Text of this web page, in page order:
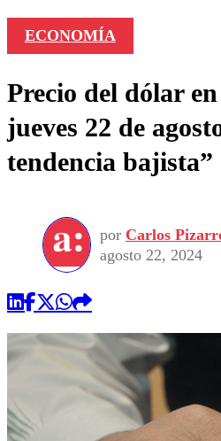
ECONOMÍA
Precio del dólar
jueves 22 de
tendencia bajista”
por Carlos
agosto 22, 2024